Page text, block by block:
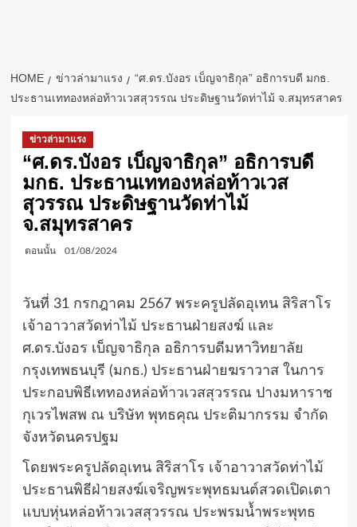
HOME ข่าวล่ามาแรง
“ศ.ดร.บังอร เบ็ญจาธิกุล” อธิการบดี มกธ.
ประธานเททองหล่อท้าวเวสสุวรรณ ประดิษฐานวัดท่าไม้ จ.สมุทรสาคร
ข่าวล่ามาแรง
“ศ.ดร.บังอร เบ็ญจาธิกุล” อธิการบดี
มกธ. ประธานเททองหล่อท้าวเวส
สุวรรณ ประดิษฐานวัดท่าไม้
จ.สมุทรสาคร
ตอนนั้น 01/08/2024
วันที่ 31 กรกฎาคม 2567 พระครูปลัดอุเทน สิริสาโร
เจ้าอาวาสวัดท่าไม้ ประธานฝ่ายสงฆ์ และ
ศ.ดร.บังอร เบ็ญจาธิกุล อธิการบดีมหาวิทยาลัย
กรุงเทพธนบุรี (มกธ.) ประธานฝ่ายฆราวาส ในการ
ประกอบพิธีเททองหล่อท้าวเวสสุวรรณ ปางมหาราช
กุเวรไพสพ ณ บริษัท พุทธคุณ ประติมากรรม จำกัด
จังหวัดนครปฐม
โดยพระครูปลัดอุเทน สิริสาโร เจ้าอาวาสวัดท่าไม้
ประธานพิธีฝ่ายสงฆ์เจริญพระพุทธมนต์สวดเปิดเตา
แบบหุ่นหล่อท้าวเวสสุวรรณ ประพรมน้ำพระพุทธ